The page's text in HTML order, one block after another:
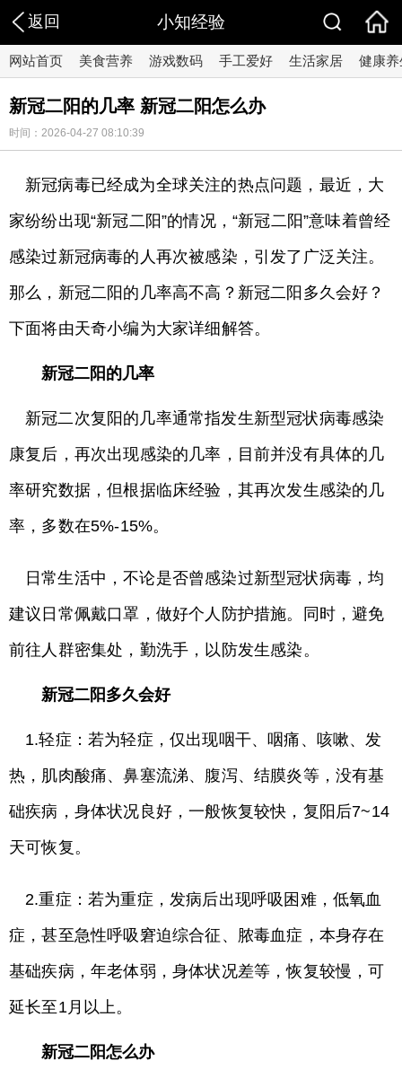
返回 小知经验
网站首页 美食营养 游戏数码 手工爱好 生活家居 健康养
新冠二阳的几率 新冠二阳怎么办
时间：2026-04-27 08:10:39
新冠病毒已经成为全球关注的热点问题，最近，大
家纷纷出现“新冠二阳”的情况，“新冠二阳”意味着曾经
感染过新冠病毒的人再次被感染，引发了广泛关注。
那么，新冠二阳的几率高不高？新冠二阳多久会好？
下面将由天奇小编为大家详细解答。
新冠二阳的几率
新冠二次复阳的几率通常指发生新型冠状病毒感染
康复后，再次出现感染的几率，目前并没有具体的几
率研究数据，但根据临床经验，其再次发生感染的几
率，多数在5%-15%。
日常生活中，不论是否曾感染过新型冠状病毒，均
建议日常佩戴口罩，做好个人防护措施。同时，避免
前往人群密集处，勤洗手，以防发生感染。
新冠二阳多久会好
1.轻症：若为轻症，仅出现咽干、咽痛、咳嗽、发
热，肌肉酸痛、鼻塞流涕、腹泻、结膜炎等，没有基
础疾病，身体状况良好，一般恢复较快，复阳后7~14
天可恢复。
2.重症：若为重症，发病后出现呼吸困难，低氧血
症，甚至急性呼吸窘迫综合征、脓毒血症，本身存在
基础疾病，年老体弱，身体状况差等，恢复较慢，可
延长至1月以上。
新冠二阳怎么办